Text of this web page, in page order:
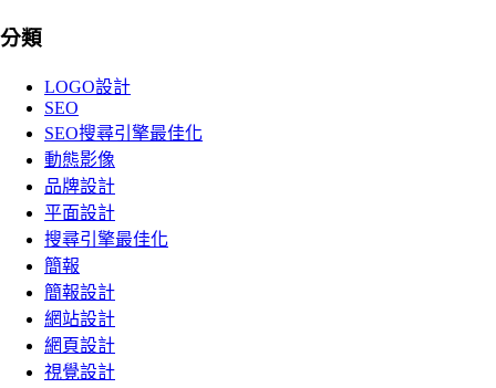
分類
LOGO設計
SEO
SEO搜尋引擎最佳化
動態影像
品牌設計
平面設計
搜尋引擎最佳化
簡報
簡報設計
網站設計
網頁設計
視覺設計